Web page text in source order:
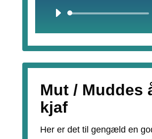
Mut / Muddes
kjaf
Her er det til gengæld en